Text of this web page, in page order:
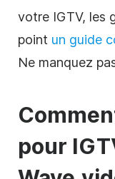
votre IGTV, les
point un guide
Ne manquez
pour